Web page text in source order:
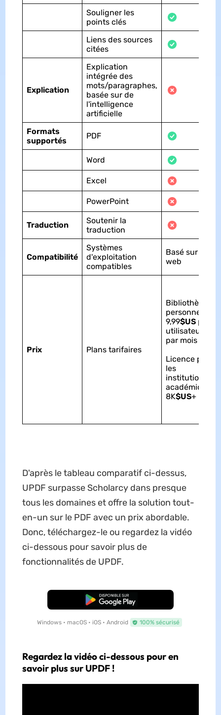
Souligner les
points clés
Liens des sources
citées
Explication
Explication
intégrée des
mots/paragraphes,
basée sur de
l'intelligence
artificielle
Formats
supportés
PDF
Word
Excel
PowerPoint
Traduction
Soutenir la
traduction
Compatibilité
Systèmes
d'exploitation
compatibles
Basé sur le
web
Prix Plans tarifaires
Bibliothèque
personnelle:
9,99$USpar
utilisateur et
par mois
Licence pour
les
institutions
académiques:
8K$US+
D'après le tableau comparatif ci-dessus,
UPDF surpasse Scholarcy dans presque
tous les domaines et offre la solution tout-
en-un sur le PDF avec un prix abordable.
Donc, téléchargez-le ou regardez la vidéo
ci-dessous pour savoir plus de
fonctionnalités de UPDF.
TÉLÉCHARGER
Windows • macOS • iOS • Android 100% sécurisé
Regardez la vidéo ci-dessous pour en
savoir plus sur UPDF !